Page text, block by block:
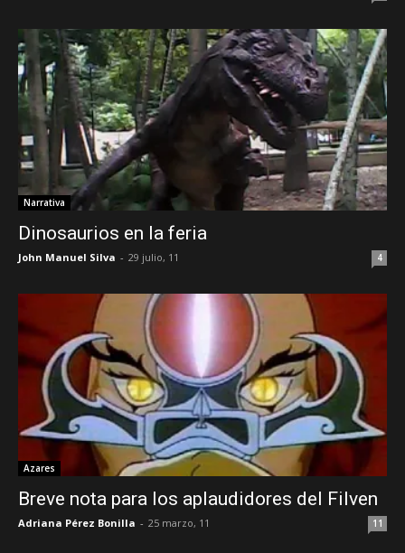
Narrativa
Dinosaurios en la feria
John Manuel Silva - 29 julio, 11 4
Azares
Breve nota para los aplaudidores del Filven
Adriana Pérez Bonilla - 25 marzo, 11 11